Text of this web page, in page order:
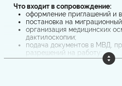
Что входит в сопровождение:
оформление приглашений и
постановка на
организация медицинских
дактилоскопии;
подача документов в МВД,
разрешений на работу;
заключение и регистрация